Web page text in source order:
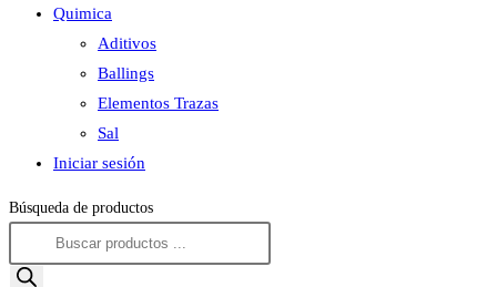
Quimica
Aditivos
Ballings
Elementos Trazas
Sal
Iniciar sesión
Búsqueda de productos